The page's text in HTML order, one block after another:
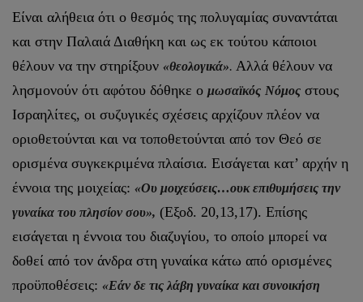
Είναι αλήθεια ότι ο θεσμός της πολυγαμίας συναντάται
και στην Παλαιά Διαθήκη και ως εκ τούτου κάποιοι
θέλουν να την στηρίξουν «θεολογικά». Αλλά θέλουν να
λησμονούν ότι αφότου δόθηκε ο μωσαϊκός Νόμος στους
Ισραηλίτες, οι συζυγικές σχέσεις αρχίζουν πλέον να
οριοθετούνται και να τοποθετούνται από τον Θεό σε
ορισμένα συγκεκριμένα πλαίσια. Εισάγεται κατ’ αρχήν η
έννοια της μοιχείας: «Ου μοιχεύσεις…ουκ επιθυμήσεις την
γυναίκα του πλησίον σου», (Εξοδ. 20,13,17). Επίσης
εισάγεται η έννοια του διαζυγίου, το οποίο μπορεί να
δοθεί από τον άνδρα στη γυναίκα κάτω από ορισμένες
προϋποθέσεις: «Εάν δε τις λάβη γυναίκα και συνοικήση